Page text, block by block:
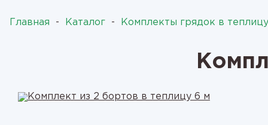
Главная - Каталог - Комплекты грядок в теплицу